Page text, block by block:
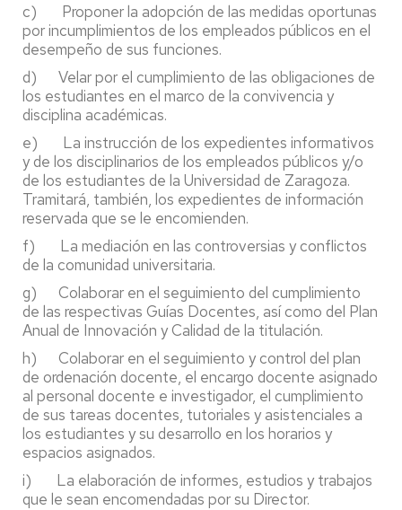
c) Proponer la adopción de las medidas oportunas
por incumplimientos de los empleados públicos en el
desempeño de sus funciones.
d) Velar por el cumplimiento de las obligaciones de
los estudiantes en el marco de la convivencia y
disciplina académicas.
e) La instrucción de los expedientes informativos
y de los disciplinarios de los empleados públicos y/o
de los estudiantes de la Universidad de Zaragoza.
Tramitará, también, los expedientes de información
reservada que se le encomienden.
f) La mediación en las controversias y conflictos
de la comunidad universitaria.
g) Colaborar en el seguimiento del cumplimiento
de las respectivas Guías Docentes, así como del Plan
Anual de Innovación y Calidad de la titulación.
h) Colaborar en el seguimiento y control del plan
de ordenación docente, el encargo docente asignado
al personal docente e investigador, el cumplimiento
de sus tareas docentes, tutoriales y asistenciales a
los estudiantes y su desarrollo en los horarios y
espacios asignados.
i) La elaboración de informes, estudios y trabajos
que le sean encomendadas por su Director.